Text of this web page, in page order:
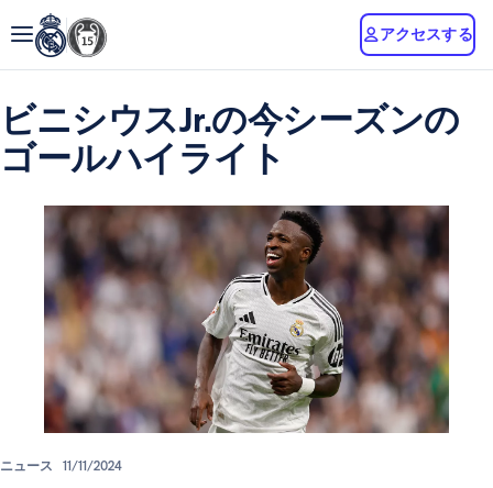
アクセスする
ビニシウスJr.の今シーズンの
ゴールハイライト
ニュース 11/11/2024